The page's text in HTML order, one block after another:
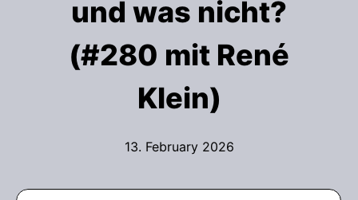
und was nicht?
(#280 mit René
Klein)
13. February 2026